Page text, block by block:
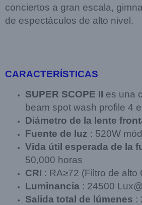
conciertos a gran escala,
de espectáculos de alto nivel.
CARACTERÍSTICAS
SUPER SCOPE II es una
beam spot wash profile 4
Diámetro de la lente
Fuente de luz : 520W
Vida útil esperada de la
50,000 horas
CRI : RA≥72 (Filtro de alto
Luminancia : 24500
Salida total de lúmenes :